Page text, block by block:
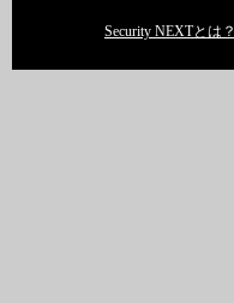
Security NEXTとは？